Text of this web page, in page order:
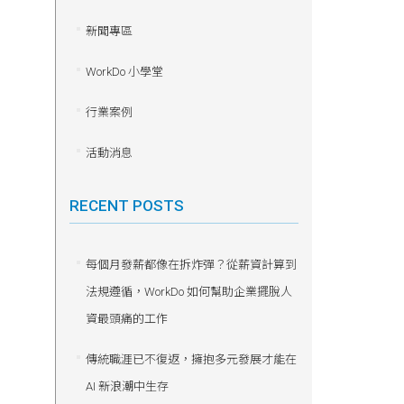
新聞專區
WorkDo 小學堂
行業案例
活動消息
RECENT POSTS
每個月發薪都像在拆炸彈？從薪資計算到
法規遵循，WorkDo 如何幫助企業擺脫人
資最頭痛的工作
傳統職涯已不復返，擁抱多元發展才能在
AI 新浪潮中生存